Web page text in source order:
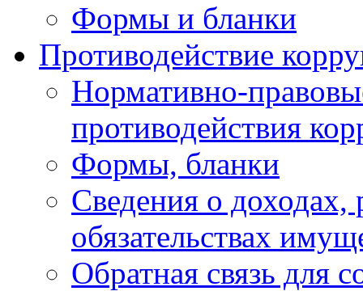
Формы и бланки
Противодействие
Нормативно-
противодействия
Формы, бланки
Сведения о доходах,
обязательствах
Обратная связь для